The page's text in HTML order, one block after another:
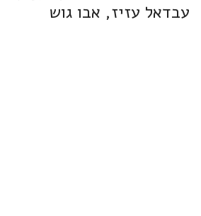
עבדאל עזיז, אבו גוש